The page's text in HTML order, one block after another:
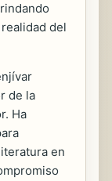
del
de la
Ha
en